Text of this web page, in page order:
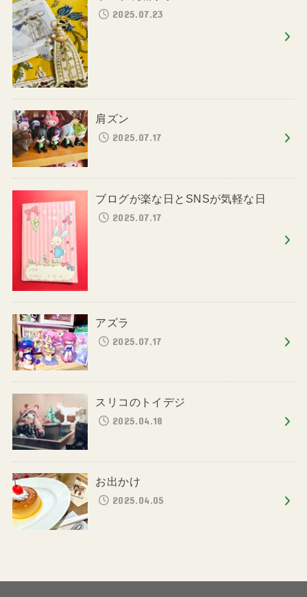
2025.07.23
肩ズン
2025.07.17
ブログが楽な日とSNSが気軽な日
2025.07.17
アズラ
2025.07.17
スリコのトイデジ
2025.04.18
お出かけ
2025.04.05